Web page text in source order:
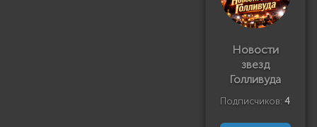
Новости
звезд
Голливуда
Подписчиков:4